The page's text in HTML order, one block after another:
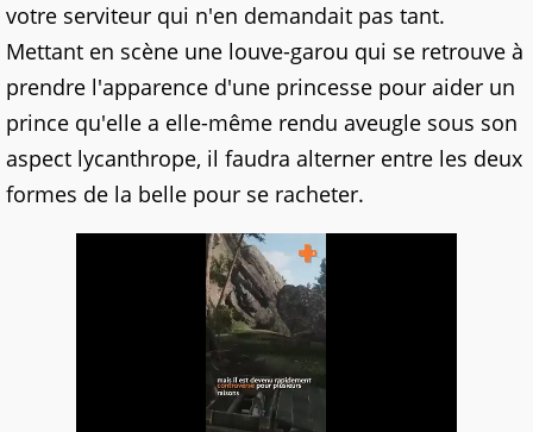
votre serviteur qui n'en demandait pas tant.
Mettant en scène une louve-garou qui se retrouve à
prendre l'apparence d'une princesse pour aider un
prince qu'elle a elle-même rendu aveugle sous son
aspect lycanthrope, il faudra alterner entre les deux
formes de la belle pour se racheter.